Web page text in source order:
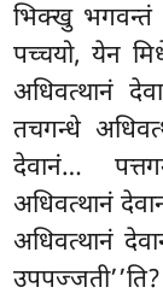
भिक्खु भगवन्तं
पच्चयो, येन
अधिवत्थानं
तचगन्धे
देवानं…
अधिवत्थानं
अधिवत्थानं